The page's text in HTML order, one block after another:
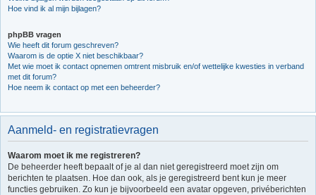
Hoe vind ik al mijn bijlagen?
phpBB vragen
Wie heeft dit forum geschreven?
Waarom is de optie X niet beschikbaar?
Met wie moet ik contact opnemen omtrent misbruik en/of wettelijke kwesties in verband
met dit forum?
Hoe neem ik contact op met een beheerder?
Aanmeld- en registratievragen
Waarom moet ik me registreren?
De beheerder heeft bepaalt of je al dan niet geregistreerd moet zijn om
berichten te plaatsen. Hoe dan ook, als je geregistreerd bent kun je meer
functies gebruiken. Zo kun je bijvoorbeeld een avatar opgeven, privéberichten